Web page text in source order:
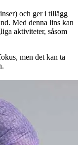
och ger i tillägg
Med denna lins kan
aktiviteter, såsom
men det kan ta